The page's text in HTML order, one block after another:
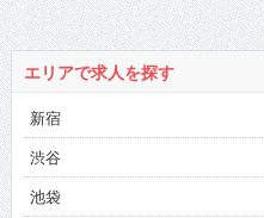
エリアで求人を探す
新宿
渋谷
池袋